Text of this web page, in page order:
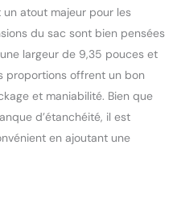
un atout majeur pour les
du sac sont bien pensées
largeur de 9,35 pouces et
proportions offrent un bon
et maniabilité. Bien que
d’étanchéité, il est
en ajoutant une